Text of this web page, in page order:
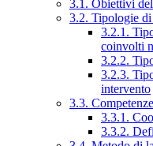
3.1. Obiettivi
3.2. Tipologie
3.2.1.
coinvolti
3.2.2.
3.2.3.
intervento
3.3.
3.3.1.
3.3.2.